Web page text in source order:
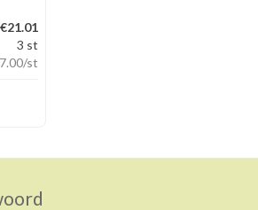
€21.01
3 st
/st